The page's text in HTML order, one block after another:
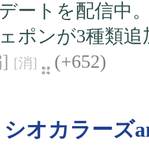
ートを配信中
ポンが3種類
[消]
(+652)
シオカラーズ